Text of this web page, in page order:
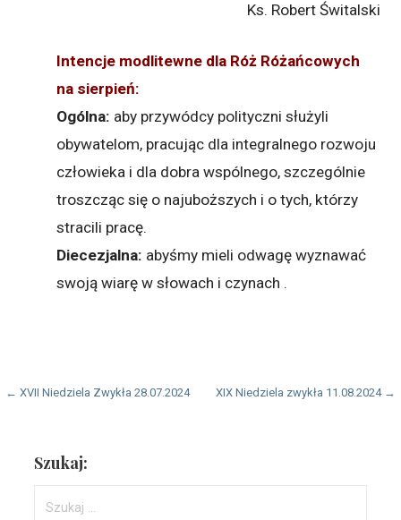
Ks. Robert Świtalski
Intencje modlitewne dla Róż Różańcowych
na sierpień:
Ogólna: aby przywódcy polityczni służyli
obywatelom, pracując dla integralnego rozwoju
człowieka i dla dobra wspólnego, szczególnie
troszcząc się o najuboższych i o tych, którzy
stracili pracę.
Diecezjalna: abyśmy mieli odwagę wyznawać
swoją wiarę w słowach i czynach .
Nawigacja
← XVII Niedziela Zwykła 28.07.2024 XIX Niedziela zwykła 11.08.2024 →
Szukaj: